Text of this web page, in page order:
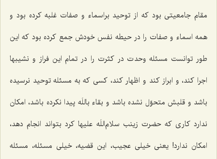
مقام جامعیتی بود که از توحید براسماء و صفات غلبه کرده بود و
همه اسماء و صفات را در حیطه نفس خودش جمع کرده بود که این
طور توانست مسئله وحدت در کثرت را در تمام این فراز و نشیبها
اجرا کند، و ابراز کند و اظهار کند، کسی که به مسئله توحید نرسیده
باشد و قلبش متحوّل نشده باشد و بقاء باللَه پیدا نکرده باشد، امکان
ندارد کاری که حضرت زینب سلام‌اللَه علیها کرد بتواند انجام دهد،
امکان ندارد! یعنی خیلی عجیب، این قضیه، خیلی مسئله، مسئله